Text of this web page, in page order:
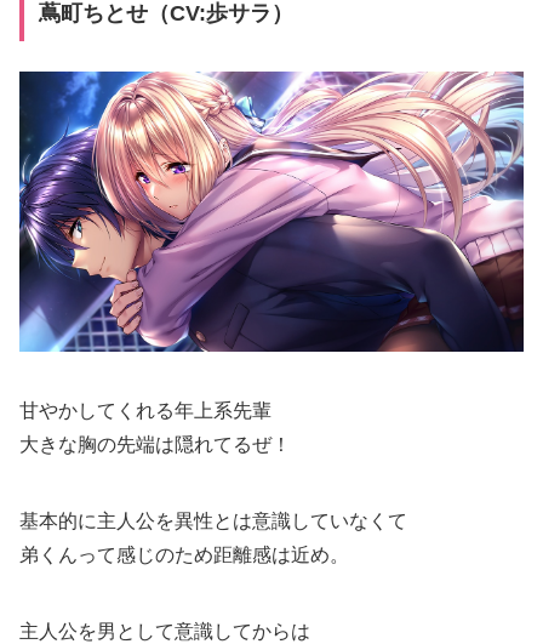
蔦町ちとせ（CV:歩サラ）
甘やかしてくれる年上系先輩
大きな胸の先端は隠れてるぜ！
基本的に主人公を異性とは意識していなくて
弟くんって感じのため距離感は近め。
主人公を男として意識してからは